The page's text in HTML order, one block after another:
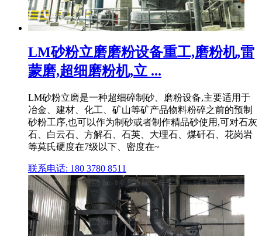
LM砂粉立磨磨粉设备重工,磨粉机,雷
蒙磨,超细磨粉机,立 ...
LM砂粉立磨是一种超细碎制砂、磨粉设备,主要适用于
冶金、建材、化工、矿山等矿产品物料粉碎之前的预制
砂粉工序,也可以作为制砂或者制作精品砂使用,可对石灰
石、白云石、方解石、石英、大理石、煤矸石、花岗岩
等莫氏硬度在7级以下、密度在~
联系电话: 180 3780 8511